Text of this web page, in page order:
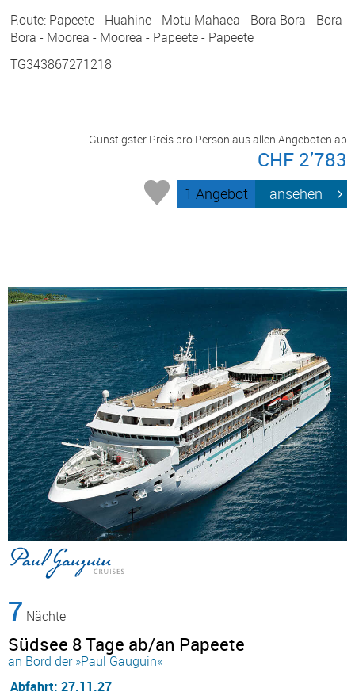
Route: Papeete - Huahine - Motu Mahaea - Bora Bora - Bora
Bora - Moorea - Moorea - Papeete - Papeete
TG343867271218
Günstigster Preis pro Person aus allen Angeboten ab
CHF 2’783
1 Angebot ansehen
7 Nächte
Südsee 8 Tage ab/an Papeete
an Bord der »Paul Gauguin«
Abfahrt: 27.11.27